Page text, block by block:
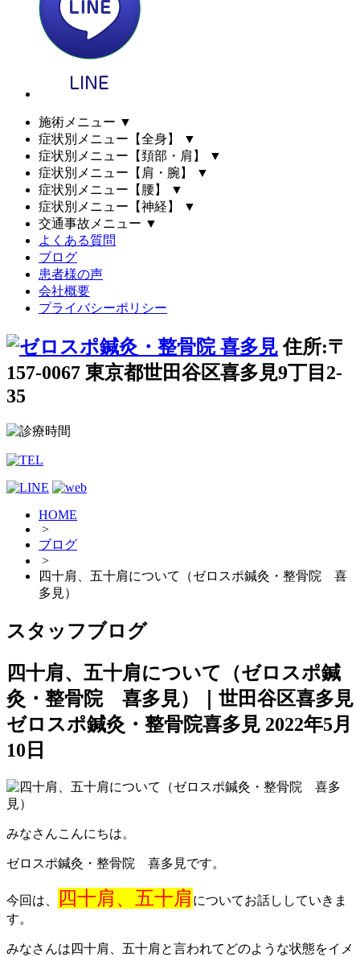
施術メニュー ▼
症状別メニュー【全身】
▼
症状別メニュー【頚部・肩】
▼
症状別メニュー【肩・腕】
▼
症状別メニュー【腰】
▼
症状別メニュー【神経】
▼
交通事故メニュー ▼
よくある質問
ブログ
患者様の声
会社概要
プライバシーポリシー
住所:〒
157-0067 東京都世田谷区喜多見9丁目2-
35
HOME
>
ブログ
>
四十肩、五十肩について（ゼロスポ鍼灸・整骨院 喜
多見）
スタッフブログ
四十肩、五十肩について（ゼロスポ鍼
灸・整骨院 喜多見）｜世田谷区喜多見
ゼロスポ鍼灸・整骨院喜多見 2022年5月
10日
みなさんこんにちは。
ゼロスポ鍼灸・整骨院 喜多見です。
今回は、 四十肩、五十肩 についてお話ししていきま
す。
みなさんは四十肩、五十肩と言われてどのような状態をイメ